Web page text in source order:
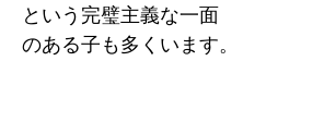
という完璧主義な一面
のある子も多くいます。